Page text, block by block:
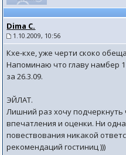
Dima C.
1.10.2009, 10:56
Кхе-кхе, уже черти скоко
Напоминаю что главу намбер
за 26.3.09.
ЭЙЛАТ.
Лишний раз хочу подчеркнуть
впечатления и оценки. Ни
повествования никакой
рекомендаций гостиниц )))